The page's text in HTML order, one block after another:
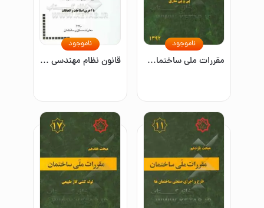
مقررات ملی ساختمان ایران: مبحث هفتم: پی و پی‌سازی
ناموجود
قانون نظام مهندسی و کنترل ساختمان (مصوب اسفند ماه 1374) و آئین‌نامه‌های آن، شامل: آئین‌نامه اجرایی مصوب 1375، آئین‌نامه ماده 4 مصوب 1374، ...
ناموجود